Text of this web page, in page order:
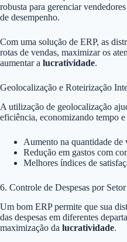
robusta para gerenciar
de desempenho.
Com uma solução de ERP, as
rotas de vendas, maximizar os
aumentar a lucratividade.
Geolocalização e Roteirização
A utilização de geolocalização
eficiência, economizando tempo e
Aumento na quantidade de
Redução em gastos com
Melhores índices de
6. Controle de Despesas por Setor
Um bom ERP permite que sua
das despesas em diferentes
maximização da lucratividade.